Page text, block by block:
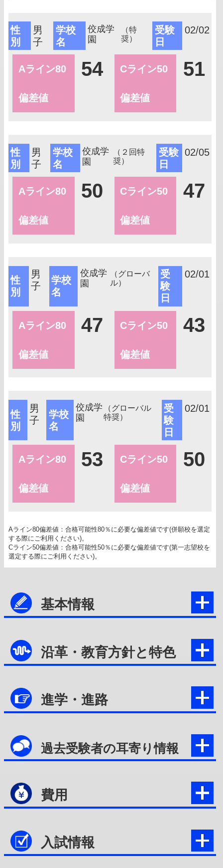
性
別
男
子
学校
名
佼成学
園
（特
奨）
受験
日
02/02
Aライン80
偏差値
54 Cライン50
偏差値
51
性
別
男
子
学校
名
佼成学
園
（２回特
奨）
受験
日
02/05
Aライン80
偏差値
50 Cライン50
偏差値
47
性
別
男
子
学校
名
佼成学
園
（グローバ
ル）
受
験
日
02/01
Aライン80
偏差値
47 Cライン50
偏差値
43
性
別
男
子
学校
名
佼成学
園
（グローバル
特奨）
受
験
日
02/01
Aライン80
偏差値
53 Cライン50
偏差値
50
Aライン80偏差値：合格可能性80％に必要な偏差値です(併願校を選定
する際にご利用ください)。
Cライン50偏差値：合格可能性50％に必要な偏差値です(第一志望校を
選定する際にご利用ください)。
基本情報
沿革・教育方針と特色
進学・進路
過去受験者の耳寄り情報
費用
入試情報